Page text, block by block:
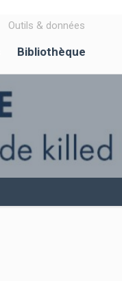
Outils & données
Bibliothèque